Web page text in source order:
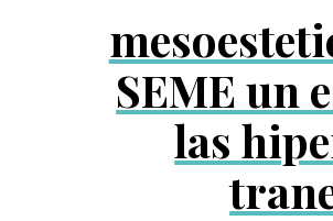
SEME un
las